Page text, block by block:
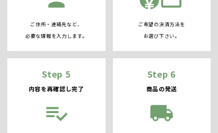
ご住所・連絡先など、
必要な情報を入力します。
ご希望の決済方法を
お選び下さい。
Step 5
内容を再確認し完了
playlist_add_check
Step 6
商品の発送
local_shipping